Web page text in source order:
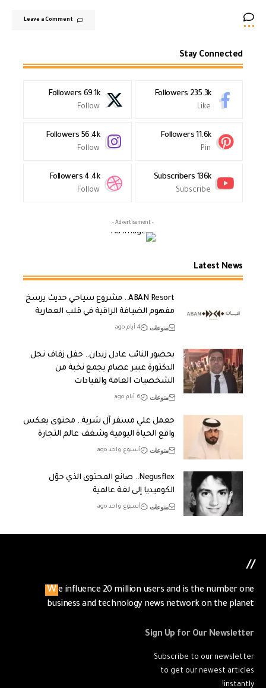
Leave a Comment
Stay Connected
235.3k
Followers
Like
69.1k
Followers
Follow
11.6k
Followers
Pin
56.4k
Followers
Follow
136k
Subscribers
Subscribe
4.4k
Followers
Follow
- Advertisement -
Latest News
ABAN Resort.. مشروع سياحي حديث يرسخ
مفهوم الضيافة الراقية في قلب العمارية
منوعات 4 أيام ago
بحضور النائب عادل زيدان.. حفل زفاف نجل
الدكتورة عبير عصام يجمع نخبة من
الشخصيات العامة والقيادات
منوعات 6 أيام ago
جعمل علي مسفر آل شرية.. محتوى يعكس
واقع الحياة اليومية وشغف عالم التجارة
منوعات أسبوع واحد ago
Negusflex.. صانع المحتوى الذي حوّل
الكوميديا إلى لغة عالمية
منوعات أسبوع واحد ago
//
We influence 20 million users and is the number one
business and technology news network on the planet
Sign Up for Our Newsletter
Subscribe to our newsletter
to get our newest articles
instantly!